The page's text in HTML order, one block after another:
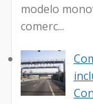
modelo
comerc...